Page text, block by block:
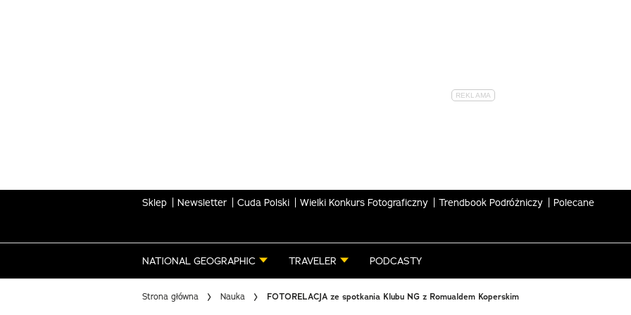
Sklep Newsletter Cuda Polski Wielki Konkurs Fotograficzny Trendbook Podróżniczy Polecane
NATIONAL GEOGRAPHIC TRAVELER PODCASTY
Strona główna Nauka FOTORELACJA ze spotkania Klubu NG z Romualdem Koperskim